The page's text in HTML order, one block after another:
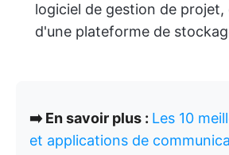
logiciel de gestion de projet,
d'une plateforme de
➡️ En savoir plus : Les 10
et applications de